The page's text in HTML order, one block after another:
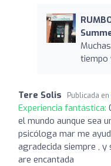
tiempo
Tere Solis Publicada en
Experiencia fantástica:
el mundo aunque sea
psicóloga mar me
agradecida siempre ,
are encantada